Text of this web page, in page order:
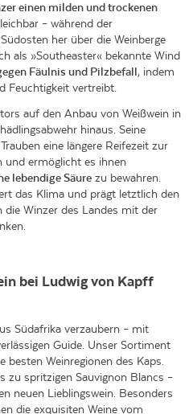
einen milden und trockenen
– während der
her über die Weinberge
als »Southeaster« bekannte Wind
Fäulnis und Pilzbefall, indem
Feuchtigkeit vertreibt.
auf den Anbau von Weißwein in
hinaus. Seine
eine längere Reifezeit zur
und ermöglicht es ihnen
lebendige Säure zu bewahren.
das Klima und prägt letztlich den
die Winzer des Landes mit der
bei Ludwig von Kapff
Südafrika verzaubern – mit
Guide. Unser Sortiment
besten Weinregionen des Kaps.
zu spritzigen Sauvignon Blancs –
neuen Lieblingswein. Besonders
die exquisiten Weine vom